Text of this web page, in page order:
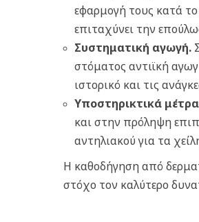
εφαρμογή τους κατά
επιταχύνει την
Συστηματική αγωγή.
στόματος αντιϊκή
ιστορικό και τις
Υποστηρικτικά
και στην πρόληψη
αντηλιακού για τα
Η καθοδήγηση από
στόχο τον καλύτερο